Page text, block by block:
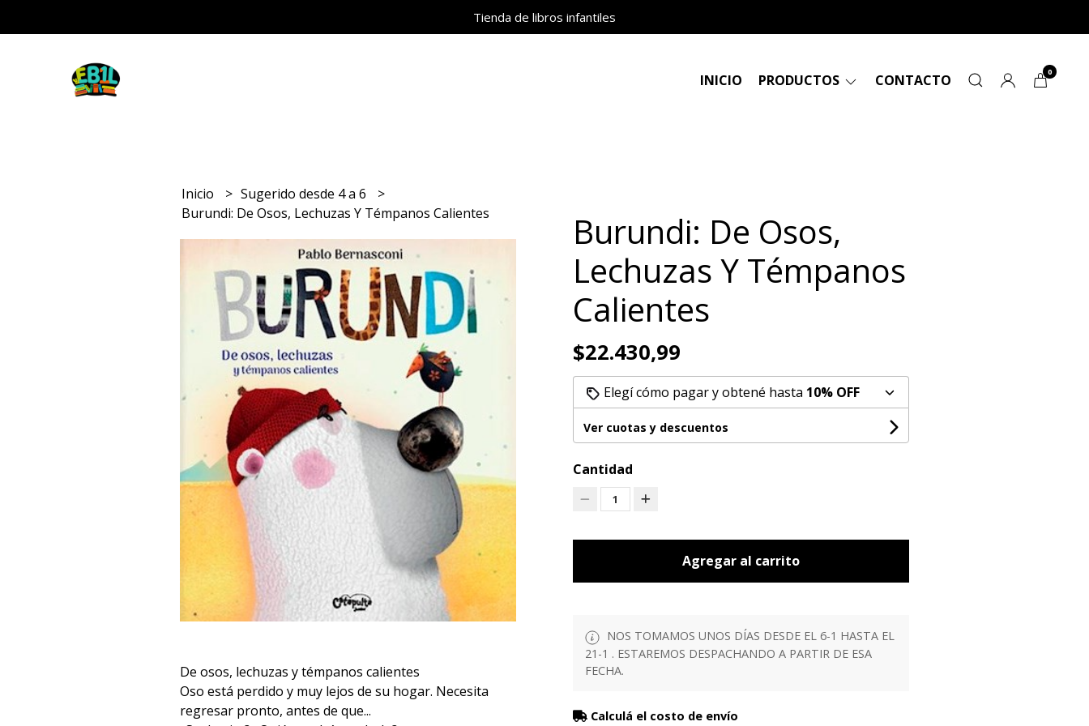
Tienda de libros infantiles
INICIO PRODUCTOS CONTACTO 0
Inicio
Sugerido desde 4 a 6
Burundi: De Osos, Lechuzas Y Témpanos Calientes
De osos, lechuzas y témpanos calientes
Oso está perdido y muy lejos de su hogar. Necesita
regresar pronto, antes de que...
Burundi: De Osos,
Lechuzas Y Témpanos
Calientes
$22.430,99
Elegí cómo pagar y obtené hasta 10% OFF
Ver cuotas y descuentos
Cantidad
1
Agregar al carrito
NOS TOMAMOS UNOS DÍAS DESDE EL 6-1 HASTA EL
21-1 . ESTAREMOS DESPACHANDO A PARTIR DE ESA
FECHA.
Calculá el costo de envío